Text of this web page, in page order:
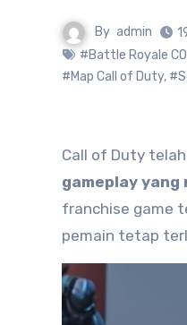
By admin
#Battle Royale
#Map Call of Duty,
Call of Duty
gameplay
franchise game
pemain tetap